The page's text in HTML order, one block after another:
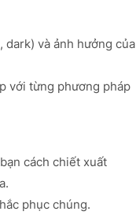
dark) và ảnh hưởng của
với từng phương pháp
cách chiết xuất
phục chúng.